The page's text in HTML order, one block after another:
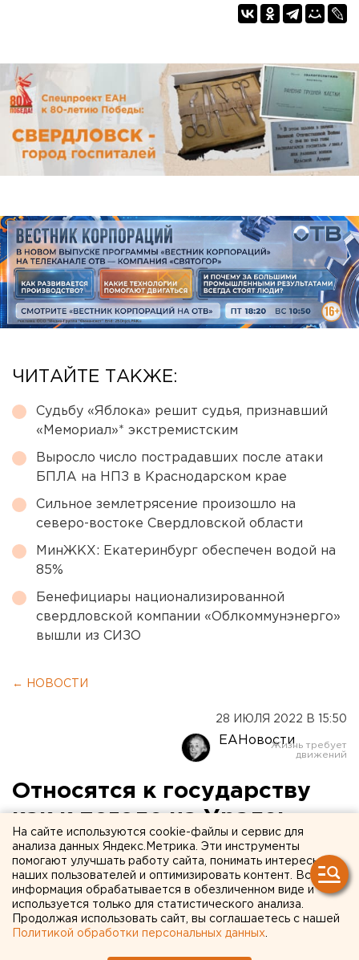
ЧИТАЙТЕ ТАКЖЕ:
Судьбу «Яблока» решит судья, признавший
«Мемориал»* экстремистским
Выросло число пострадавших после атаки
БПЛА на НПЗ в Краснодарском крае
Сильное землетрясение произошло на
северо-востоке Свердловской области
МинЖКХ: Екатеринбург обеспечен водой на
85%
Бенефициары национализированной
свердловской компании «Облкоммунэнерго»
вышли из СИЗО
← НОВОСТИ
28 ИЮЛЯ 2022 В 15:50
ЕАНовости
Относятся к государству
как к погоде на Урале:
глава «Социума» - о
сюрпризах последних
соцопросов россиян
На сайте используются cookie-файлы и сервис для
анализа данных Яндекс.Метрика. Эти инструменты
помогают улучшать работу сайта, понимать интересы
наших пользователей и оптимизировать контент. Вся
информация обрабатывается в обезличенном виде и
используется только для статистического анализа.
Продолжая использовать сайт, вы соглашаетесь с нашей
Политикой обработки персональных данных